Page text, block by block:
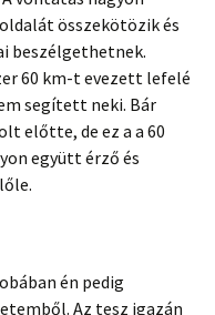
összekötözik és
beszélgethetnek.
60 km-t evezett lefelé
segített neki. Bár
előtte, de ez a a 60
együtt érző és
én pedig
Az tesz igazán